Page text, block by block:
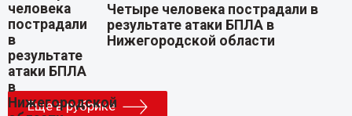
Четыре человека пострадали в
результате атаки БПЛА в
Нижегородской области
Еще в рубрике